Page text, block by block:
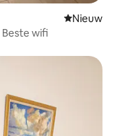
Nieuwe
Nieuw
wifi